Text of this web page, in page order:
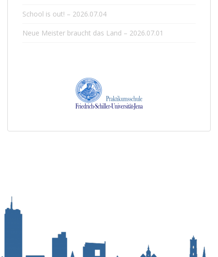
School is out! – 2026.07.04
Neue Meister braucht das Land – 2026.07.01